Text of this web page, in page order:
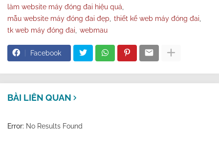
làm website máy đóng đai hiệu quả
mẫu website máy đóng đai đẹp
thiết kế web máy đóng đai
tk web máy đóng đai
webmau
Facebook
BÀI LIÊN QUAN
Error: No Results Found